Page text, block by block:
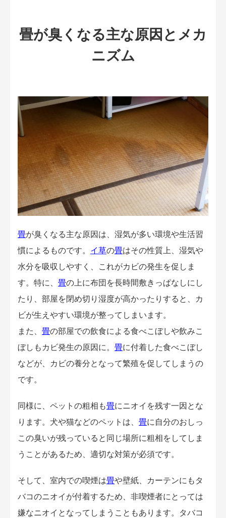
畳が臭くなる主な原因とメカ
ニズム
畳が臭くなる主な原因は、湿気が多い環境や生活習
慣によるものです。 イ草の畳はその性質上、湿気や
水分を吸収しやすく、これがカビの発生を促しま
す。特に、 畳の上に布団を長時間敷きっぱなしにし
たり、部屋を閉め切り湿度が高かったりすると、カ
ビが生えやすい環境が整ってしまいます。
また、 畳の部屋での飲食による食べこぼしや飲みこ
ぼしもカビ発生の原因に。 畳に付着した食べこぼし
などが、カビの養分となって繁殖を促してしまうの
です。
同様に、ペットの粗相も畳にニオイを残す一因とな
ります。犬や猫などのペットは、 畳に自分のおしっ
この臭いが残っていると同じ場所に粗相をしてしま
うことがあるため、適切な対策が必須です。
そして、室内での喫煙は畳や壁紙、カーテンにもタ
バコのニオイが付着するため、非喫煙者にとっては
嫌なニオイとなってしまうこともあります。タバコ